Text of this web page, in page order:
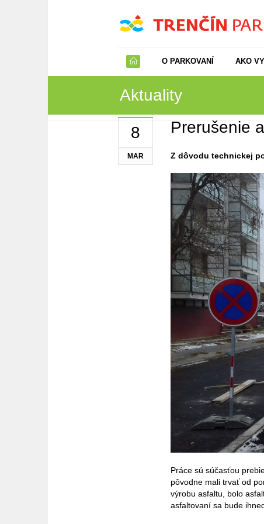
O PARKOVANÍ AKO
Aktuality
8
MAR
Prerušenie
Z dôvodu technickej
Práce sú súčasťou
pôvodne mali trvať od
výrobu asfaltu, bolo
asfaltovaní sa bude